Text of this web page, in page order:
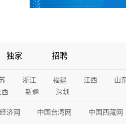
独家 招聘
浙江 福建 江西 山
西 新疆 深圳
济网 中国台湾网 中国西藏网